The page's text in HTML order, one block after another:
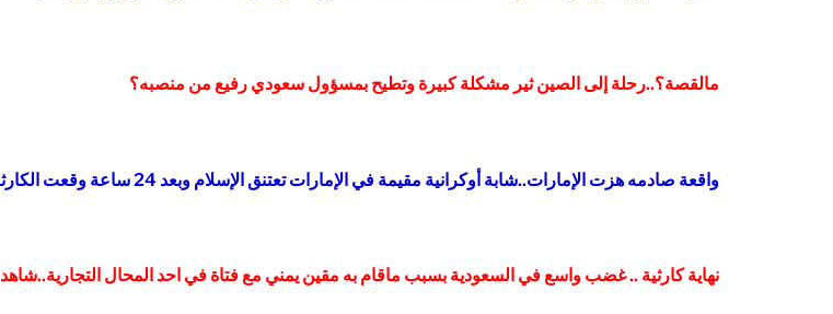
مالقصة؟..رحلة إلى الصين ثير مشكلة كبيرة وتطيح بمسؤول سعودي رفيع من منصبه؟
واقعة صادمه هزت الإمارات..شابة أوكرانية مقيمة في الإمارات تعتنق الإسلام وبعد 24 ساعة وقعت الكارثة ؟
نهاية كارثية .. غضب واسع في السعودية بسبب ماقام به مقين يمني مع فتاة في احد المحال التجارية..شاهد